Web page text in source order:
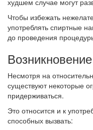
худшем случае могут
Чтобы избежать
употреблять спиртные
до проведения
Несмотря на
существуют некоторые
придерживаться.
Это относится и к
способных вызвать: